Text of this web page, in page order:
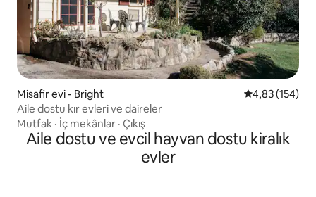
Misafir evi - Bright 5 üzerinden
4,83 (154)
Aile dostu kır evleri ve daireler
Mutfak · İç mekânlar · Çıkış
Aile dostu ve evcil hayvan dostu kiralık
evler